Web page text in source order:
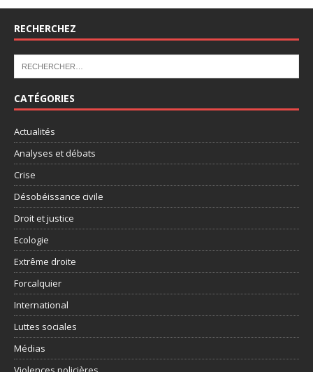
RECHERCHEZ
CATÉGORIES
Actualités
Analyses et débats
Crise
Désobéissance civile
Droit et justice
Ecologie
Extrême droite
Forcalquier
International
Luttes sociales
Médias